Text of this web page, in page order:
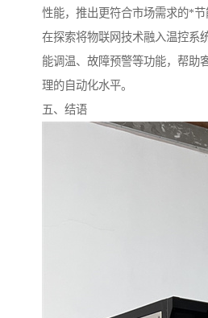
性能，推出更符合市场需求的*
在探索将物联网技术融入温控系
能调温、故障预警等功能，帮助
理的自动化水平。
五、结语